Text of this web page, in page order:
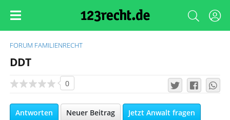
FORUM FAMILIENRECHT
DDT
0
Antworten Neuer Beitrag Jetzt Anwalt fragen